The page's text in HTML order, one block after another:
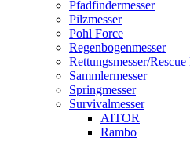
Pfadfindermesser
Pilzmesser
Pohl Force
Regenbogenmesser
Rettungsmesser/
Sammlermesser
Springmesser
Survivalmesser
AITOR
Rambo